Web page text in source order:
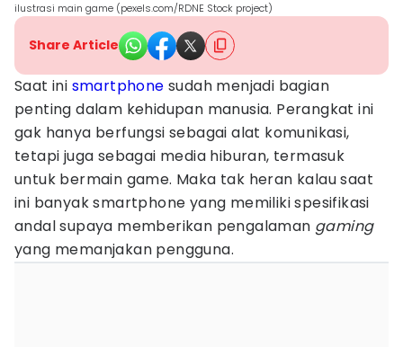
ilustrasi main game (pexels.com/RDNE Stock project)
Share Article
Saat ini smartphone sudah menjadi bagian
penting dalam kehidupan manusia. Perangkat ini
gak hanya berfungsi sebagai alat komunikasi,
tetapi juga sebagai media hiburan, termasuk
untuk bermain game. Maka tak heran kalau saat
ini banyak smartphone yang memiliki spesifikasi
andal supaya memberikan pengalaman gaming
yang memanjakan pengguna.